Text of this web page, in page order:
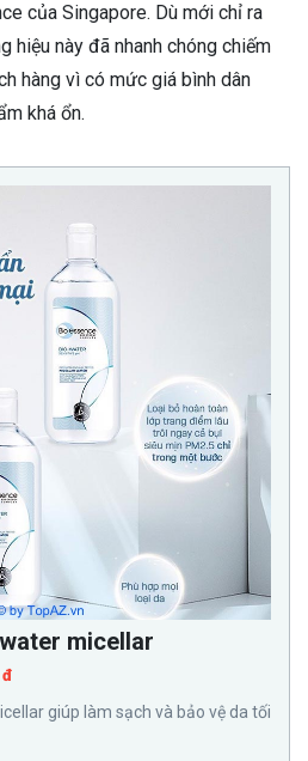
của Singapore. Dù mới chỉ ra
hiệu này đã nhanh chóng chiếm
hàng vì có mức giá bình dân
khá ổn.
micellar
đ
giúp làm sạch và bảo vệ da tối